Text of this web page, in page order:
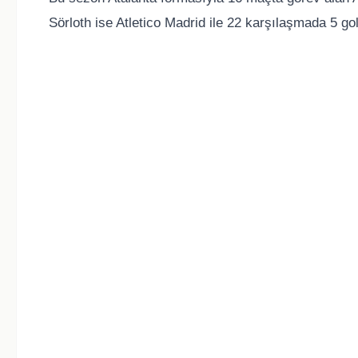
Sörloth ise Atletico Madrid ile 22 karşılaşmada 5